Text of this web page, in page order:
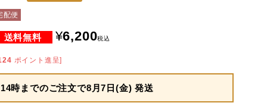
配便
¥6,200税込
ポイント進呈]
14時までのご注文で8月7日(金) 発送